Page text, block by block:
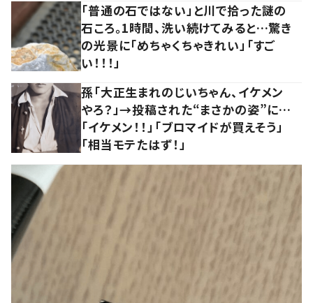
「普通の石ではない」と川で拾った謎の
石ころ。1時間、洗い続けてみると…驚き
の光景に「めちゃくちゃきれい」「すご
い！！！」
孫「大正生まれのじいちゃん、イケメン
やろ？」→投稿された“まさかの姿”に…
「イケメン！！」「ブロマイドが買えそう」
「相当モテたはず！」